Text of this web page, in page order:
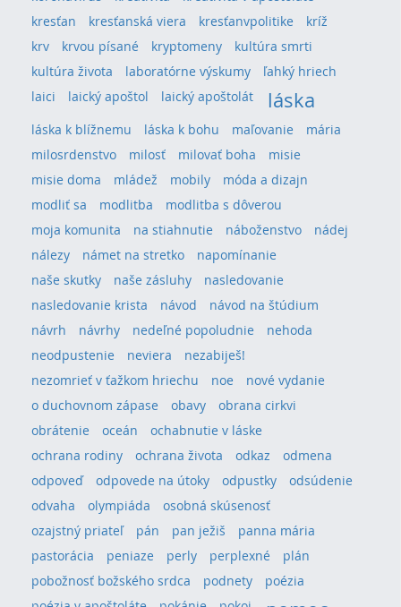
kresťan
kresťanská viera kresťanvpolitike
kríž
krv
krvou písané kryptomeny
kultúra smrti
kultúra života
laboratórne výskumy
ľahký hriech
laici
laický apoštol laický apoštolát láska
láska k blížnemu láska k bohu maľovanie
mária
milosrdenstvo
milosť milovať boha
misie
misie doma
mládež mobily
móda a dizajn
modliť sa
modlitba
modlitba s dôverou
moja komunita
na stiahnutie náboženstvo
nádej
nálezy
námet na stretko
napomínanie
naše skutky
naše zásluhy
nasledovanie
nasledovanie krista
návod
návod na štúdium
návrh
návrhy nedeľné popoludnie
nehoda
neodpustenie
neviera
nezabiješ!
nezomrieť v ťažkom hriechu
noe
nové vydanie
o duchovnom zápase
obavy
obrana cirkvi
obrátenie
oceán
ochabnutie v láske
ochrana rodiny
ochrana života odkaz
odmena
odpoveď
odpovede na útoky odpustky
odsúdenie
odvaha
olympiáda
osobná skúsenosť
ozajstný priateľ
pán pan ježiš
panna mária
pastorácia
peniaze perly perplexné
plán
pobožnosť božského srdca
podnety
poézia